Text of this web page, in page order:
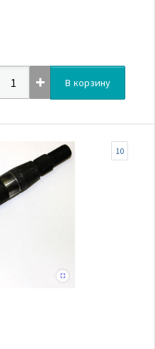
В корзину
10